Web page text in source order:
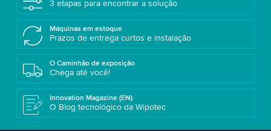
3 etapas para encontrar a solução
Máquinas em estoque
Prazos de entrega curtos e instalação
O Caminhão de exposição
Chega até você!
Innovation Magazine (EN)
O Blog tecnológico da Wipotec